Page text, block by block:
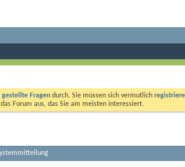
Fragen durch. Sie müssen sich vermutlich
Forum aus, das Sie am meisten interessiert.